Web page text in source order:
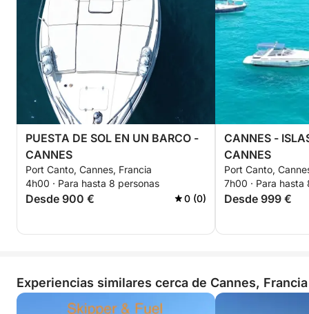
¡No se permite vino tinto a bordo!
Fórmula libre: Trae tu propia comida y bebida
(tendrás a tu disposición una nevera y una hielera).
Puedo grabar un vídeo corto de la excursión de un
día con dron, GoPro subacuática y cámara de móvil
por 150 €.
Te espero a bordo.
PUESTA DE SOL EN UN BARCO -
CANNES
Port Canto, Cannes, Francia
4h00 · Para hasta 8 personas
Desde 900 € 0 (0)
CANNES -
CANNES
Port Canto,
7h00 · Para hasta
Desde 999 €
Experiencias similares cerca de Cannes, Francia